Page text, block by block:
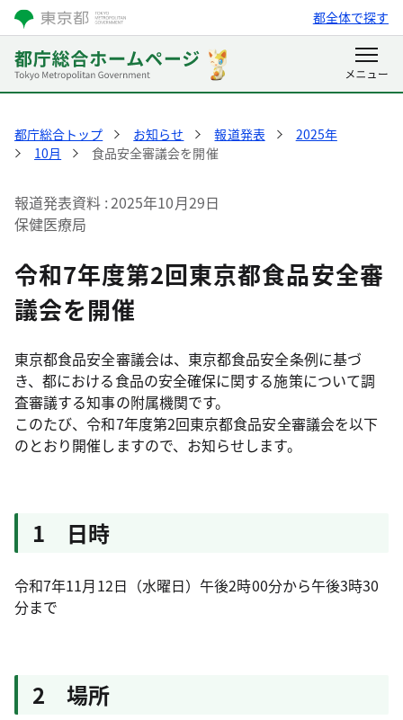
都全体で探す
都庁総合トップ お知らせ 報道発表
2025年
10月
食品安全審議会を開催
報道発表資料 2025年10月29日
保健医療局
令和7年度第2回東京都食品安全審
議会を開催
東京都食品安全審議会は、東京都食品安全条例に基づ
き、都における食品の安全確保に関する施策について調
査審議する知事の附属機関です。
このたび、令和7年度第2回東京都食品安全審議会を以下
のとおり開催しますので、お知らせします。
1 日時
令和7年11月12日（水曜日）午後2時00分から午後3時30
分まで
2 場所